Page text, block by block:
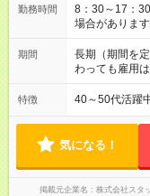
勤務時間
8：30～17：
場合があります。 ◎フレックス勤務が可能な就業先も
す。 ◎今より
改革に全社を
期間
長期（期間を
わっても雇用は
特徴 40～50代活躍
気になる！
掲載元企業名 株式会社スタ